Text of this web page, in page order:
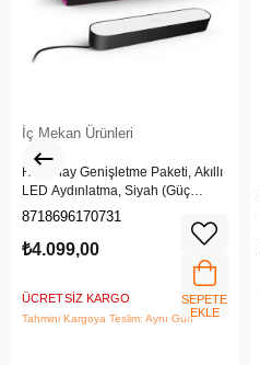
İç Mekan Ürünleri
Hue Play Genişletme Paketi, Akıllı
LED Aydınlatma, Siyah (Güç
adaptörü dahil değildir)
8718696170731
₺4.099,00
ÜCRETSIZ KARGO
Tahmini Kargoya Teslim: Aynı Gün
SEPETE
EKLE